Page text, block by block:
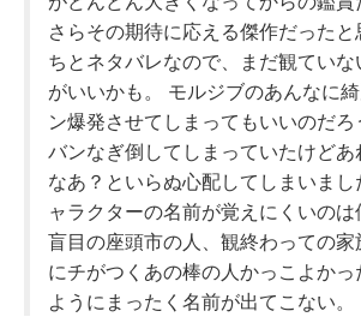
さらその期待に応える傑作だったと
ちとネタバレなので、まだ観てい
がいいかも。 モルジブのあんなに
ン爆発させてしまってもいいのだ
バンなぎ倒してしまっていたけど
なあ？といらぬ心配してしまいま
ャラクターの名前が覚えにくいのは
盲目の座頭市の人、観終わっての
にチがつくあの棒の人かっこよか
ようにまったく名前が出てこない。